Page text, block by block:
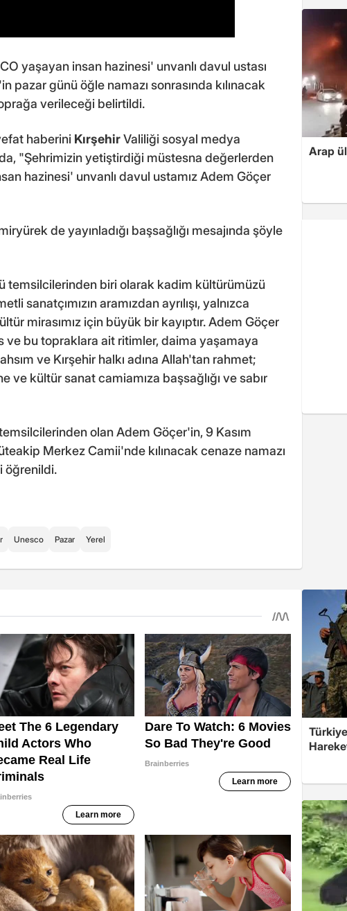
yaşayan insan hazinesi' unvanlı davul ustası
pazar günü öğle namazı sonrasında kılınacak
verileceği belirtildi.
haberini KırşehirValiliği sosyal medya
"Şehrimizin yetiştirdiği müstesna değerlerden
hazinesi' unvanlı davul ustamız Adem Göçer
de yayınladığı başsağlığı mesajında şöyle
temsilcilerinden biri olarak kadim kültürümüzü
sanatçımızın aramızdan ayrılışı, yalnızca
mirasımız için büyük bir kayıptır. Adem Göçer
ve bu topraklara ait ritimler, daima yaşamaya
ve Kırşehir halkı adına Allah'tan rahmet;
ve kültür sanat camiamıza başsağlığı ve sabır
olan Adem Göçer'in, 9 Kasım
Merkez Camii'nde kılınacak cenaze namazı
öğrenildi.
Unesco Pazar Yerel
Arap